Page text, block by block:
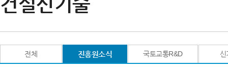
전체 진흥원소식 국토교통R&D 신